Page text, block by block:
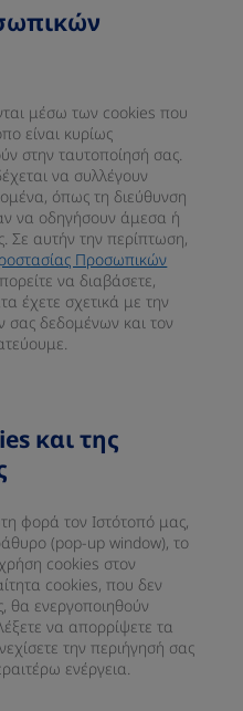
μέσω των cookies που
είναι κυρίως
στην ταυτοποίησή σας.
να συλλέγουν
όπως τη διεύθυνση
να οδηγήσουν άμεσα ή
Σε αυτήν την περίπτωση,
Προσωπικών
να διαβάσετε,
έχετε σχετικά με την
δεδομένων και τον
και της
φορά τον Ιστότοπό μας,
(pop-up window), το
cookies στον
cookies, που δεν
θα ενεργοποιηθούν
να απορρίψετε τα
την περιήγησή σας
ενέργεια.